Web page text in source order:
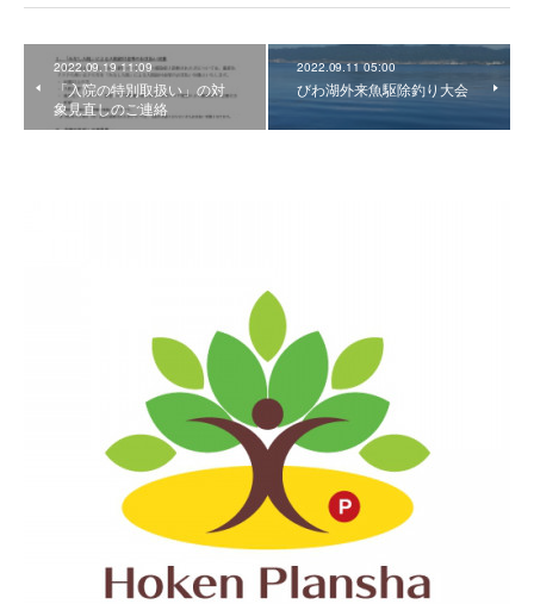
2022.09.19 11:09
「入院の特別取扱い」の対
象見直しのご連絡
2022.09.11 05:00
びわ湖外来魚駆除釣り大会